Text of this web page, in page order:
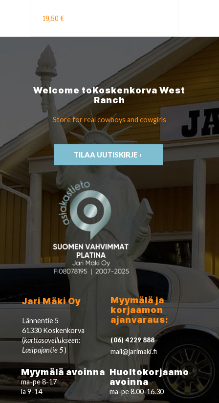
19,50 €
Welcome toKoskenkorvaWest
Ranch
Store for real cowboys and cowgirls
TILAA UUTISKIRJE ›
Jari Mäki Oy
Lännentie 5
61330 Koskenkorva
(karttasovellukseen:
Lasipajantie 5)
Myymälä ja
korjaamon
ajanvaraus:
(06) 4229 888
mail@jarimaki.fi
Myymälä avoinna
ma-pe 8-17
la 9-14
Huoltokorjaamo
avoinna
ma-pe 8.00-16.30